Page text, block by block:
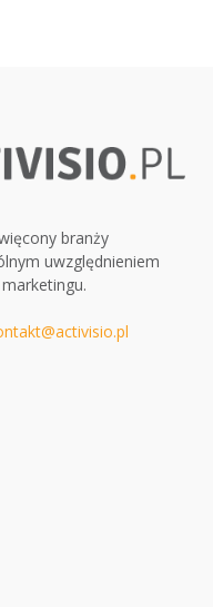
branży
uwzględnieniem